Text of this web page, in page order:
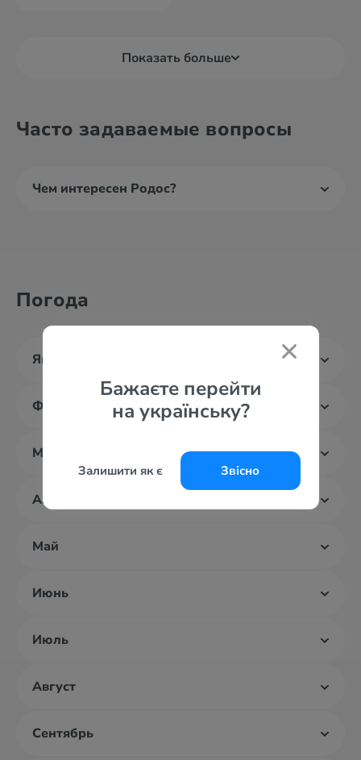
Бажаєте перейти
на українську?
Залишити як є Звісно
Показать больше
Часто задаваемые вопросы
Чем интересен Родос?
Погода
Январь
Февраль
Март
Апрель
Май
Июнь
Июль
Август
Сентябрь